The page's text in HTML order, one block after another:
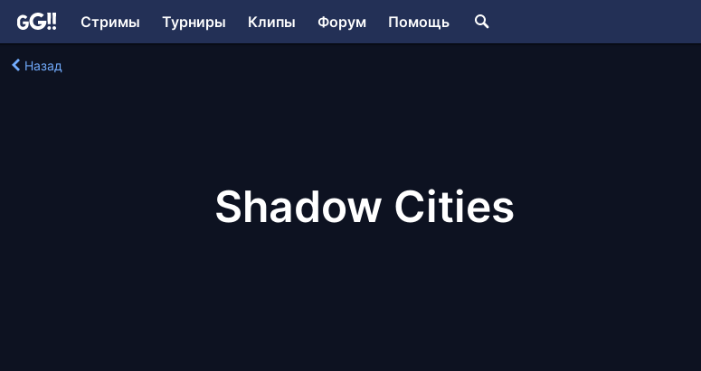
Стримы Турниры Клипы Форум Помощь
Назад
Shadow Cities